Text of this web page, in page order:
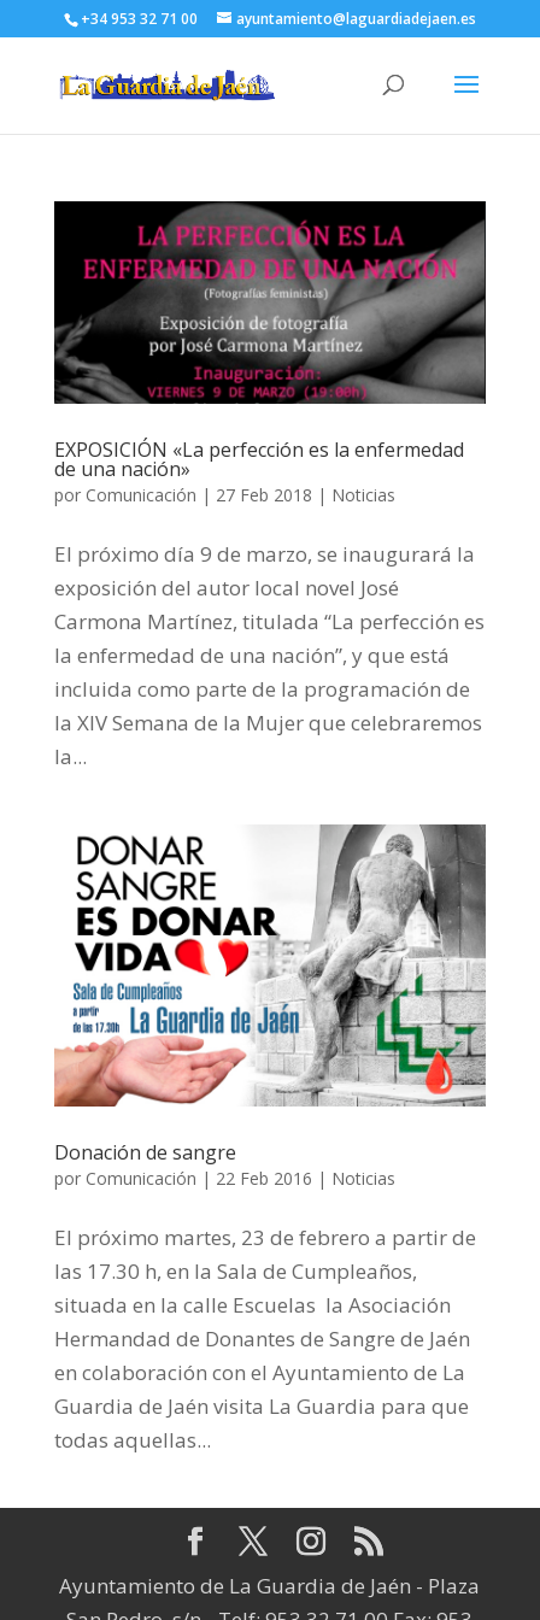
+34 953 32 71 00 ayuntamiento@laguardiadejaen.es
EXPOSICIÓN «La perfección es la enfermedad
de una nación»
por Comunicación | 27 Feb 2018 | Noticias
El próximo día 9 de marzo, se inaugurará la
exposición del autor local novel José
Carmona Martínez, titulada “La perfección es
la enfermedad de una nación”, y que está
incluida como parte de la programación de
la XIV Semana de la Mujer que celebraremos
la...
Donación de sangre
por Comunicación | 22 Feb 2016 | Noticias
El próximo martes, 23 de febrero a partir de
las 17.30 h, en la Sala de Cumpleaños,
situada en la calle Escuelas la Asociación
Hermandad de Donantes de Sangre de Jaén
en colaboración con el Ayuntamiento de La
Guardia de Jaén visita La Guardia para que
todas aquellas...
Ayuntamiento de La Guardia de Jaén - Plaza